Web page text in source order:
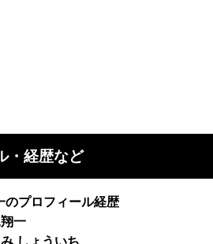
・経歴など
のプロフィール経歴
一
しょういち